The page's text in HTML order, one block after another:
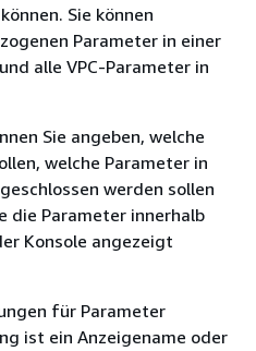
Sie können
Parameter in einer
alle VPC-Parameter in
Sie angeben, welche
welche Parameter in
werden sollen
die Parameter innerhalb
Konsole angezeigt
für Parameter
ist ein Anzeigename oder